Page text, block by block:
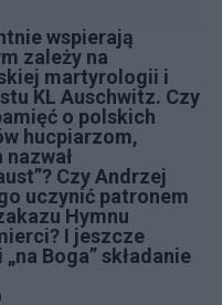
wspierają
zależy na
martyrologii i
KL Auschwitz. Czy
o polskich
hucpiarzom,
Czy Andrzej
uczynić patronem
Hymnu
I jeszcze
Boga” składanie